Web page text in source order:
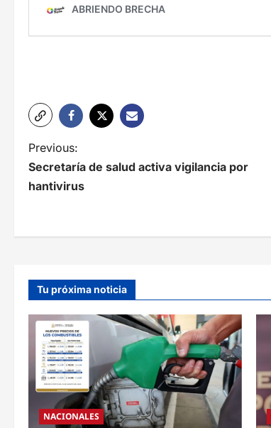
N
a
a
c
n
Previous:
Secretaría de salud activa vigilancia por
hantivirus
Tu próxima noticia
NACIONALES